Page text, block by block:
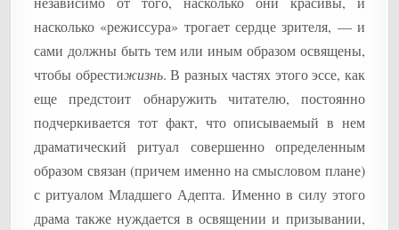
насколько «режиссура» трогает сердце зрителя, — и
сами должны быть тем или иным образом освящены,
чтобы обрестижизнь. В разных частях этого эссе, как
еще предстоит обнаружить читателю, постоянно
подчеркивается тот факт, что описываемый в нем
драматический ритуал совершенно определенным
образом связан (причем именно на смысловом плане)
с ритуалом Младшего Адепта. Именно в силу этого
драма также нуждается в освящении и призывании,